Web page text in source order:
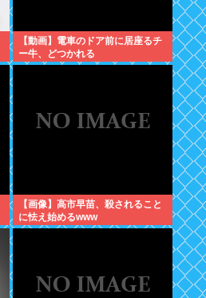
【動画】電車のドア前に居座るチ
ー牛、どつかれる
【画像】高市早苗、殺されること
に怯え始めるwww